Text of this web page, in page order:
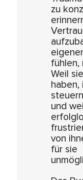
zu
fühlen,
Weil
und
von
für sie